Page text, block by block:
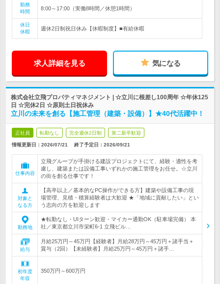
勤務
時間
8:00～17:00（実働8時間／休憩1時間）
休日
休暇
週休2日制祝日休み【休暇制度】■有給休暇
求人詳細を見る 気になる
株式会社立飛プロパティマネジメント | ☆立川に根差し100周年 ☆年休125
日 ☆完休2日 ☆原則土日祝休み
立川の未来を創る【施工管理（建築・設備）】★40代活躍中！
正社員 転勤なし 完全週休2日制 第二新卒歓迎
情報更新日：2026/07/21 終了予定日： 2026/09/21
仕事内容
立飛グループが手掛ける建設プロジェクトにて、経験・適性を考
慮し、建築または設備工事いずれかの施工管理をお任せ。☆立川
の街を創る仕事です！
対象と
なる方
【高卒以上／基本的なPC操作ができる方】建築や設備工事の現
場管理、見積・積算経験者は大歓迎 ★「地域に貢献したい」とい
う志向の方を歓迎します
勤務地
★転勤なし・UIターン歓迎・マイカー通勤OK（駐車場完備） 本
社／東京都立川市栄町6-1 立飛ビル…
給与
月給25万円～45万円【経験者】月給28万円～45万円＋諸手当＋
賞与（2回）【未経験者】月給25万円～45万円＋諸手…
初年度
年収
350万円～600万円